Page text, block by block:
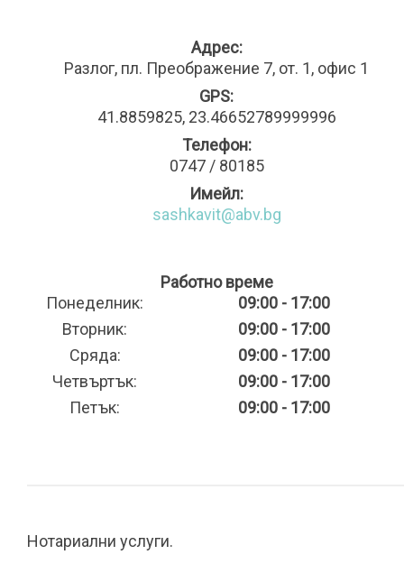
Адрес:
Разлог, пл. Преображение 7, от. 1, офис 1
GPS:
41.8859825, 23.46652789999996
Телефон:
0747 / 80185
Имейл:
sashkavit@abv.bg
Работно време
Понеделник:
09:00 - 17:00
Вторник:
09:00 - 17:00
Сряда:
09:00 - 17:00
Четвъртък:
09:00 - 17:00
Петък:
09:00 - 17:00
Нотариални услуги.